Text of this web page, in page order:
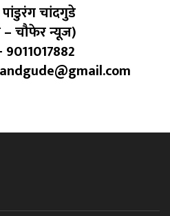
चांदगुडे
चौफेर न्यूज)
9011017882